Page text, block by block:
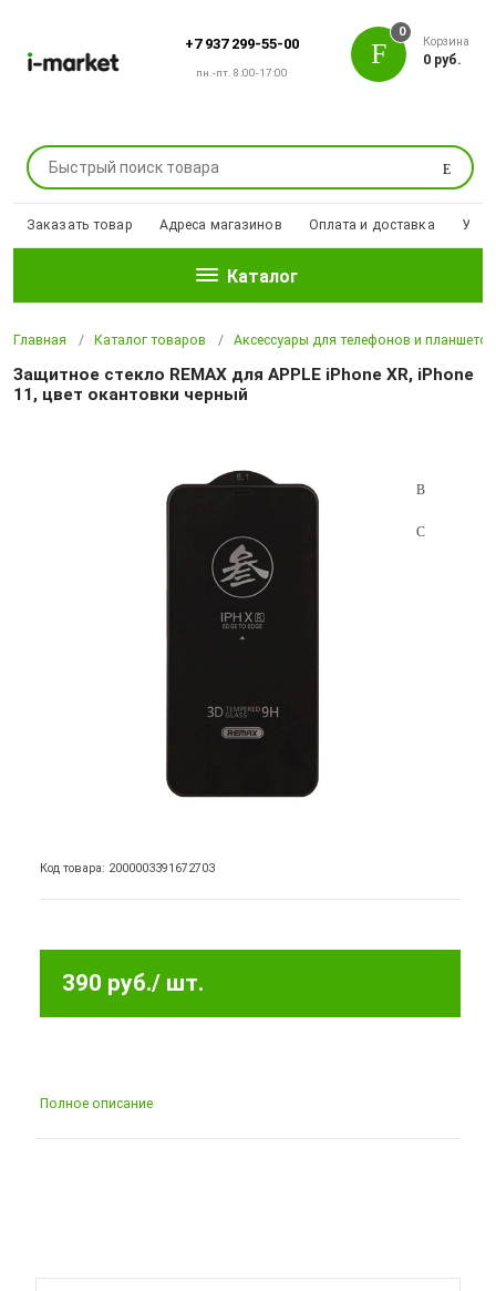
+7 937 299-55-00
пн.-пт. 8:00-17:00
Поиск
0
Корзина
0 руб.
Заказать товар Адреса магазинов Оплата и доставка
Каталог
Главная Каталог товаров Аксессуары для телефонов и планшетов
Защитное стекло REMAX для APPLE iPhone XR, iPhone
11, цвет окантовки черный
Код товара: 2000003391672703
390 руб./ шт.
Полное описание